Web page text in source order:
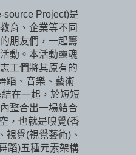
source Project)是
育、企業等不同
朋友們，一起籌
動。本活動靈魂
工們將其原有的
蹈、音樂、藝術
在一起，於短短
整合出一場結合
，也就是嗅覺(香
視覺(視覺藝術)、
蹈)五種元素架構